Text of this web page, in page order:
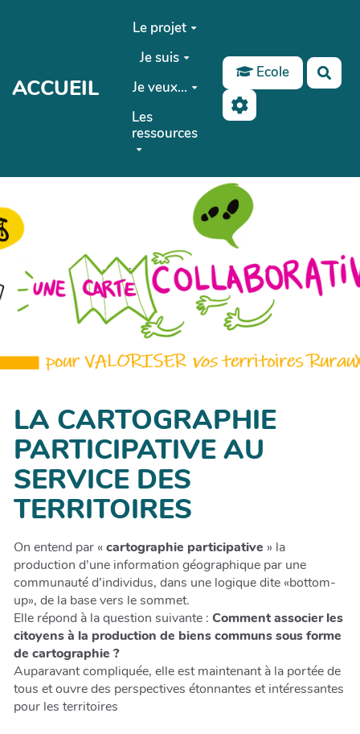
Aller au contenu principal
ACCUEIL
Le projet
Je suis
Je veux...
Les
ressources
Ecole
LA CARTOGRAPHIE
PARTICIPATIVE AU
SERVICE DES
TERRITOIRES
On entend par « cartographie participative » la
production d’une information géographique par une
communauté d’individus, dans une logique dite «bottom-
up», de la base vers le sommet.
Elle répond à la question suivante : Comment associer les
citoyens à la production de biens communs sous forme
de cartographie ?
Auparavant compliquée, elle est maintenant à la portée de
tous et ouvre des perspectives étonnantes et intéressantes
pour les territoires